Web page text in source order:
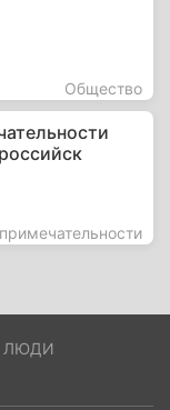
Общество
ЛЮДИ